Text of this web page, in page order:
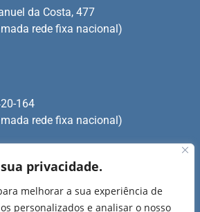
privacidade.
melhorar a sua experiência de
personalizados e analisar o nosso
164
rede fixa nacional)
da Costa, 477
rede fixa nacional)